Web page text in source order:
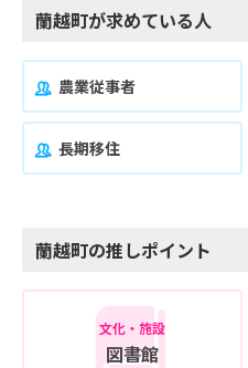
蘭越町が求めている人
農業従事者
長期移住
蘭越町の推しポイント
文化・施設
図書館